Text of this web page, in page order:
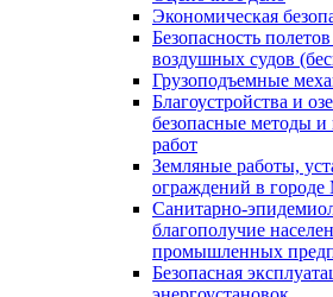
Экономическая
Безопасность
воздушных судов
Грузоподъемные
Благоустройства и
безопасные методы
работ
Земляные работы,
ограждений в городе
Санитарно-
благополучие
промышленных
Безопасная